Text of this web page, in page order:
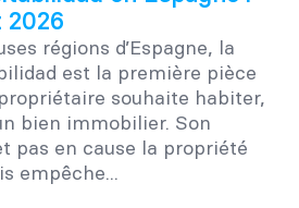
2026
régions d’Espagne, la
est la première pièce
souhaite habiter,
bien immobilier. Son
pas en cause la propriété
empêche...